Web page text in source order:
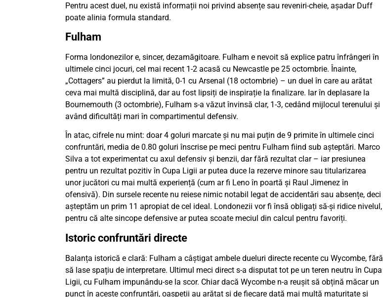
Pentru acest duel, nu există informații noi privind absențe sau reveniri-cheie, așadar Duff
poate alinia formula standard.
Fulham
Forma londonezilor e, sincer, dezamăgitoare. Fulham e nevoit să explice patru înfrângeri în
ultimele cinci jocuri, cel mai recent 1-2 acasă cu Newcastle pe 25 octombrie. Înainte,
„Cottagers” au pierdut la limită, 0-1 cu Arsenal (18 octombrie) – un duel în care au arătat
ceva mai multă disciplină, dar au fost lipsiți de inspirație la finalizare. Iar în deplasare la
Bournemouth (3 octombrie), Fulham s-a văzut învinsă clar, 1-3, cedând mijlocul terenului și
având dificultăți mari în compartimentul defensiv.
În atac, cifrele nu mint: doar 4 goluri marcate și nu mai puțin de 9 primite în ultimele cinci
confruntări, media de 0.80 goluri înscrise pe meci pentru Fulham fiind sub așteptări. Marco
Silva a tot experimentat cu axul defensiv și benzii, dar fără rezultat clar – iar presiunea
pentru un rezultat pozitiv în Cupa Ligii ar putea duce la rezerve minore sau titularizarea
unor jucători cu mai multă experiență (cum ar fi Leno în poartă și Raul Jimenez în
ofensivă). Din sursele recente nu reiese nimic notabil legat de accidentări sau absențe, deci
așteptăm un prim 11 apropiat de cel ideal. Londonezii vor fi însă obligați să-și ridice nivelul,
pentru că alte sincope defensive ar putea scoate meciul din calcul pentru favoriți.
Istoric confruntări directe
Balanța istorică e clară: Fulham a câștigat ambele dueluri directe recente cu Wycombe, fără
să lase spațiu de interpretare. Ultimul meci direct s-a disputat tot pe un teren neutru în Cupa
Ligii, cu Fulham impunându-se la scor. Chiar dacă Wycombe n-a reușit să obțină măcar un
punct în aceste confruntări, oaspeții au arătat și de fiecare dată mai multă maturitate și